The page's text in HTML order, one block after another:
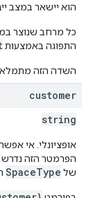
הוא יישאר במצב
כל מרחב שנוצר
התפוגה באמצעות
השדה הזה מתמלא
customer
string
אופציונלי. אי
הפרמטר הזה
של SpaceType